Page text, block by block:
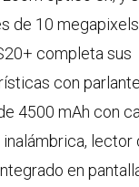
de 10
completa sus
con
4500 mAh con
inalámbrica, lector
en